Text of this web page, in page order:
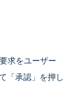
求をユーザー
「承認」を押し